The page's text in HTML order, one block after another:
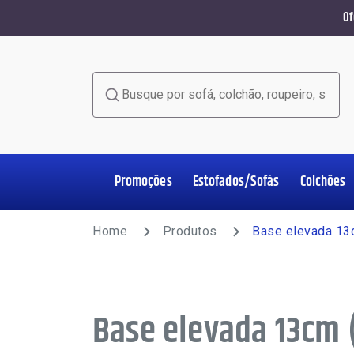
Home Office
Promoções Estofados/Sofás
Estofados/Sofás
Colchões
Colchões
Salas de Jantar
Poltronas
Racks e Painéis
Roupeiros
Complementos
Home Produtos Base elevada
Base elevada